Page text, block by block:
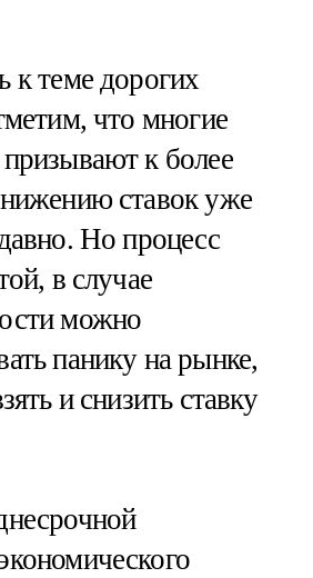
к теме дорогих
что многие
к более
ставок уже
Но процесс
в случае
можно
панику на рынке,
и снизить ставку